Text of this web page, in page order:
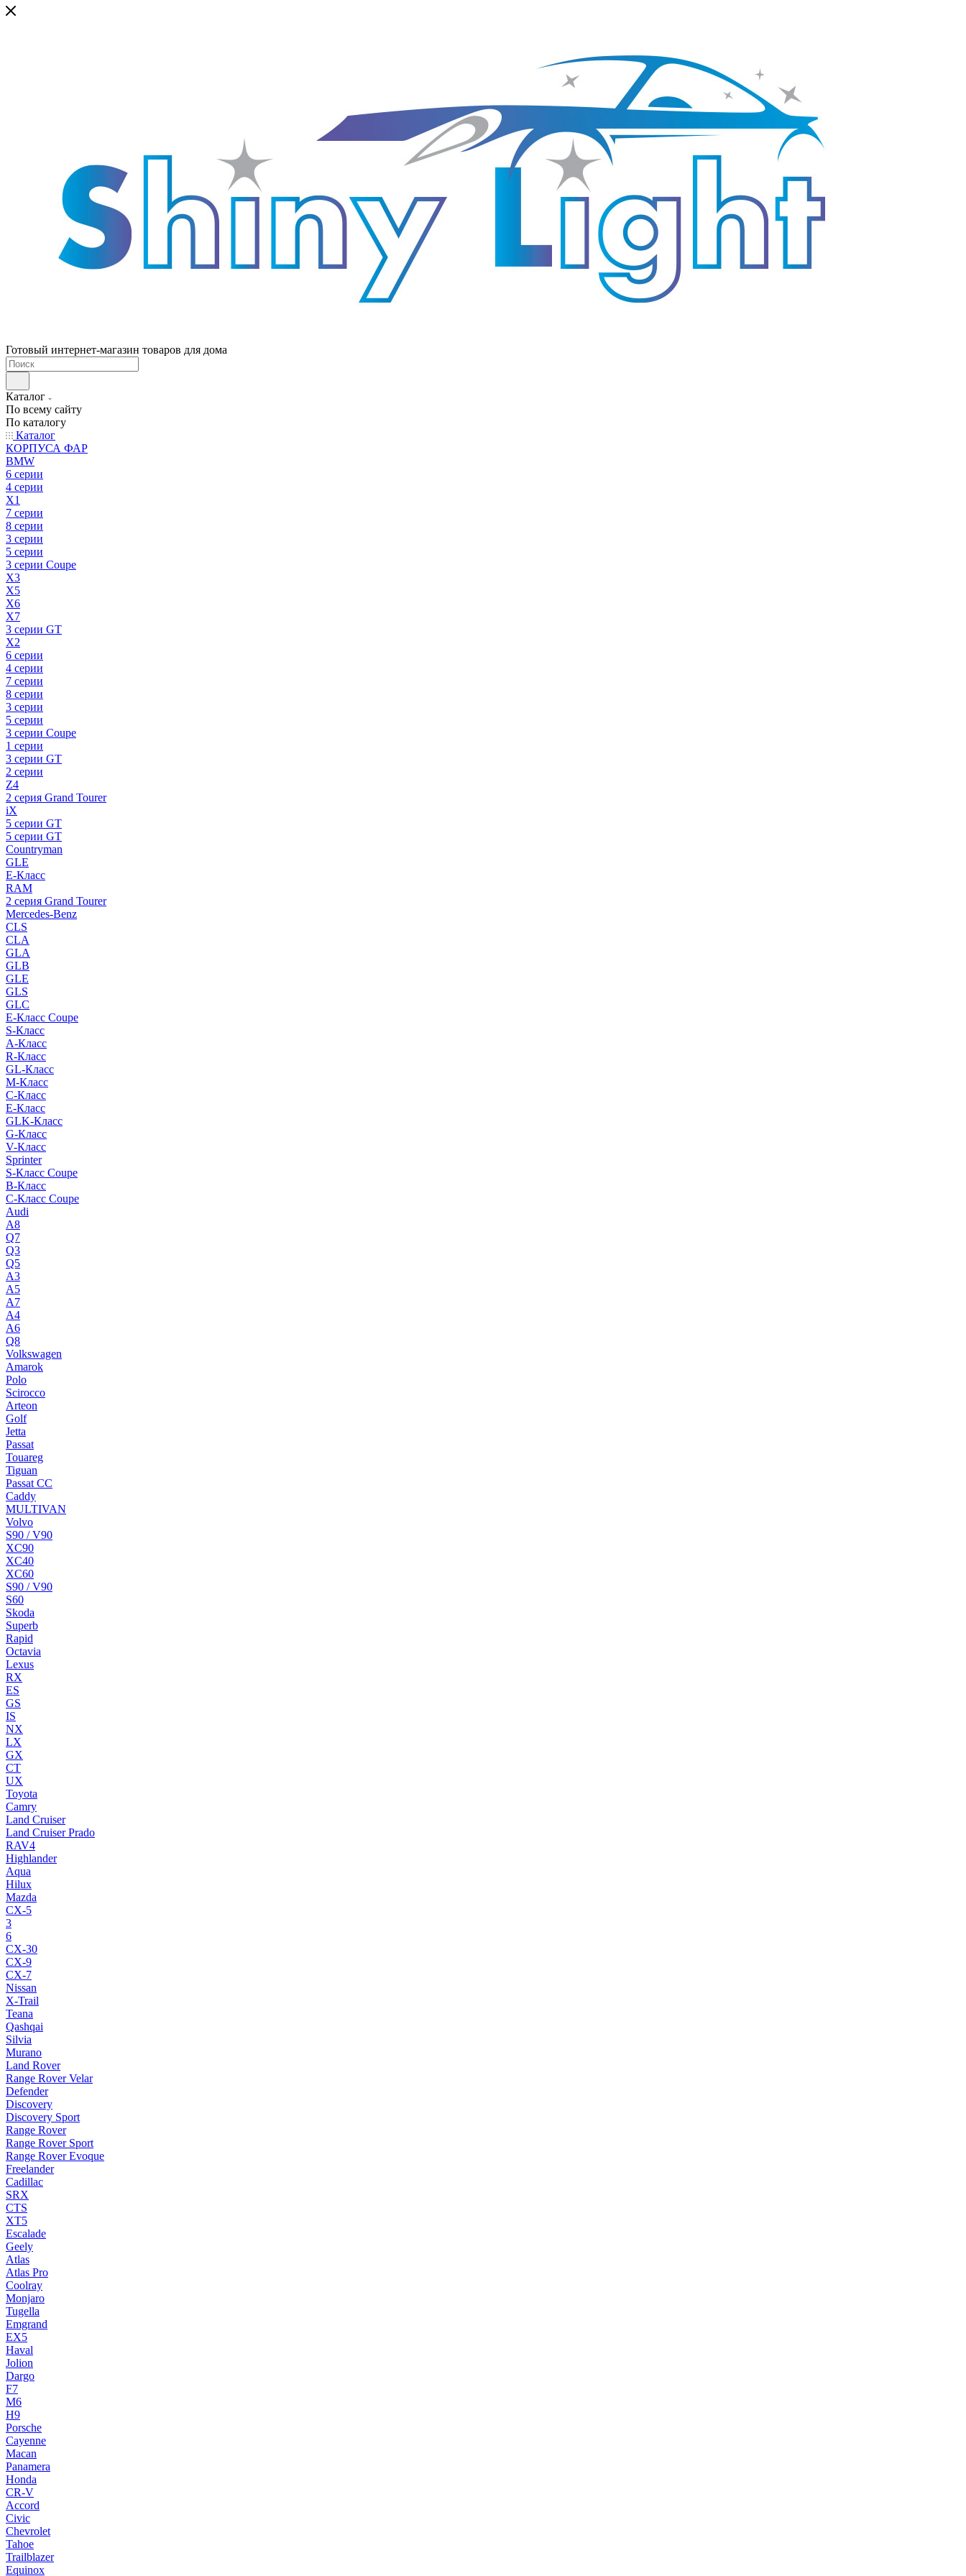
Готовый интернет-магазин товаров для дома
Каталог
По всему сайту
По каталогу
Каталог
КОРПУСА ФАР
BMW
6 серии
4 серии
X1
7 серии
8 серии
3 серии
5 серии
3 серии Coupe
X3
X5
X6
X7
3 серии GT
X2
6 серии
4 серии
7 серии
8 серии
3 серии
5 серии
3 серии Coupe
1 серии
3 серии GT
2 серии
Z4
2 серия Grand Tourer
iX
5 серии GT
5 серии GT
Countryman
GLE
E-Класс
RAM
2 серия Grand Tourer
Mercedes-Benz
CLS
CLA
GLA
GLB
GLE
GLS
GLC
E-Класс Coupe
S-Класс
A-Класс
R-Класс
GL-Класс
M-Класс
C-Класс
E-Класс
GLK-Класс
G-Класс
V-Класс
Sprinter
S-Класс Сoupe
B-Класс
C-Класс Coupe
Audi
A8
Q7
Q3
Q5
A3
A5
A7
A4
A6
Q8
Volkswagen
Amarok
Polo
Scirocco
Arteon
Golf
Jetta
Passat
Touareg
Tiguan
Passat CC
Caddy
MULTIVAN
Volvo
S90 / V90
XC90
XC40
XC60
S90 / V90
S60
Skoda
Superb
Rapid
Octavia
Lexus
RX
ES
GS
IS
NX
LX
GX
CT
UX
Toyota
Camry
Land Cruiser
Land Cruiser Prado
RAV4
Highlander
Aqua
Hilux
Mazda
CX-5
3
6
CX-30
CX-9
CX-7
Nissan
X-Trail
Teana
Qashqai
Silvia
Murano
Land Rover
Range Rover Velar
Defender
Discovery
Discovery Sport
Range Rover
Range Rover Sport
Range Rover Evoque
Freelander
Cadillac
SRX
CTS
XT5
Escalade
Geely
Atlas
Atlas Pro
Coolray
Monjaro
Tugella
Emgrand
EX5
Haval
Jolion
Dargo
F7
M6
H9
Porsche
Cayenne
Macan
Panamera
Honda
CR-V
Accord
Civic
Chevrolet
Tahoe
Trailblazer
Equinox